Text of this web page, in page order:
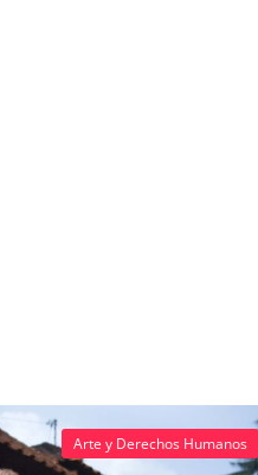
Arte y Derechos Humanos